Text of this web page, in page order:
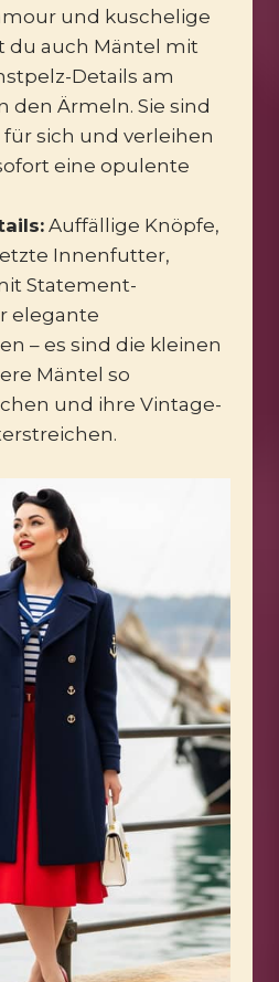
und kuschelige
du auch Mäntel mit
Details am
den Ärmeln. Sie sind
sich und verleihen
eine opulente
Auffällige Knöpfe,
Innenfutter,
Statement-
elegante
– es sind die kleinen
Mäntel so
und ihre Vintage-